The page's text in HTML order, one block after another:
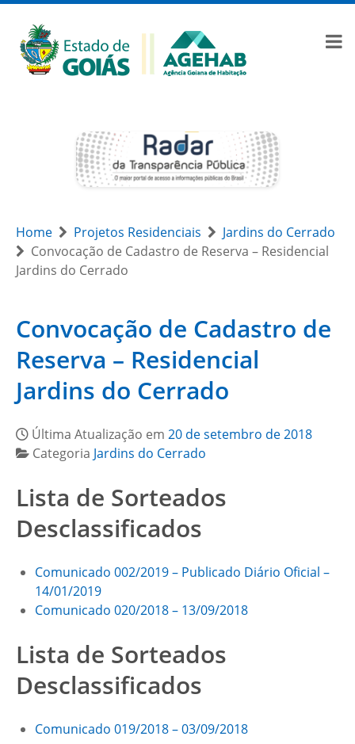
Home Projetos Residenciais
Jardins do Cerrado
Convocação de Cadastro de Reserva – Residencial
Jardins do Cerrado
Convocação de Cadastro de
Reserva – Residencial
Jardins do Cerrado
Última Atualização em 20 de setembro de 2018
Categoria Jardins do Cerrado
Lista de Sorteados
Desclassificados
Comunicado 002/2019 – Publicado Diário Oficial –
14/01/2019
Comunicado 020/2018 – 13/09/2018
Lista de Sorteados
Desclassificados
Comunicado 019/2018 – 03/09/2018